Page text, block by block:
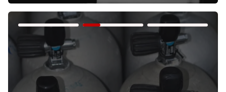
Privatperson Inkl. moms